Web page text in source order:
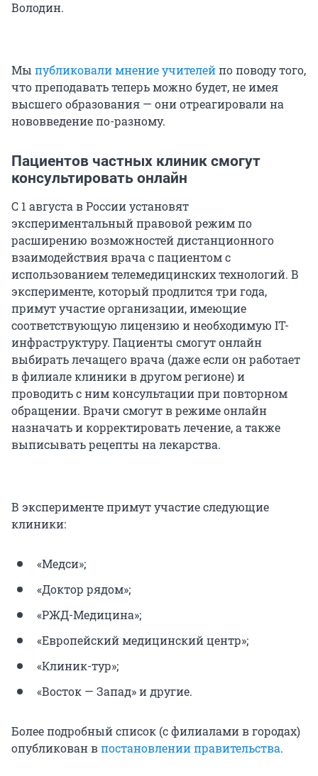
Володин.
Мы публиковали мнение учителейпо поводу того,
что преподавать теперь можно будет, не имея
высшего образования — они отреагировали на
нововведение по-разному.
Пациентов частных клиник смогут
консультировать онлайн
С 1 августа в России установят
экспериментальный правовой режим по
расширению возможностей дистанционного
взаимодействия врача с пациентом с
использованием телемедицинских технологий. В
эксперименте, который продлится три года,
примут участие организации, имеющие
соответствующую лицензию и необходимую IT-
инфраструктуру. Пациенты смогут онлайн
выбирать лечащего врача (даже если он работает
в филиале клиники в другом регионе) и
проводить с ним консультации при повторном
обращении. Врачи смогут в режиме онлайн
назначать и корректировать лечение, а также
выписывать рецепты на лекарства.
В эксперименте примут участие следующие
клиники:
«Медси»;
«Доктор рядом»;
«РЖД-Медицина»;
«Европейский медицинский центр»;
«Клиник-тур»;
«Восток — Запад» и другие.
Более подробный список (с филиалами в городах)
опубликован впостановлении правительства.